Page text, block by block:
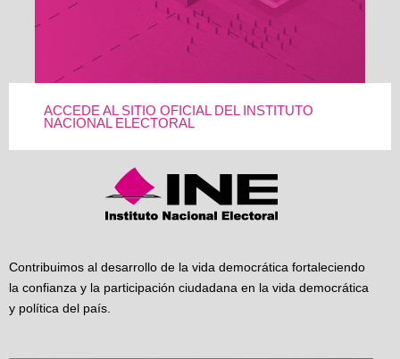
ACCEDE AL SITIO OFICIAL DEL INSTITUTO
NACIONAL ELECTORAL
Contribuimos al desarrollo de la vida democrática fortaleciendo
la confianza y la participación ciudadana en la vida democrática
y política del país.